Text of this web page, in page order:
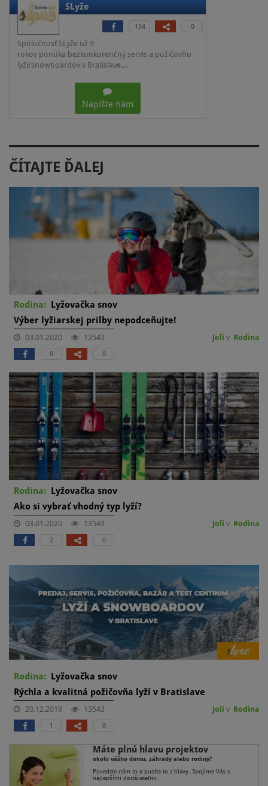
SLyže
154 0
Spoločnosť SLyže už 9
rokov ponúka bezkonkurenčný servis a požičovňu
lyží/snowboardov v Bratislave.…
Napíšte nám
ČÍTAJTE ĎALEJ
Rodina: Lyžovačka snov
Výber lyžiarskej prilby nepodceňujte!
03.01.2020 13543 Joli v Rodina
0 0
Rodina: Lyžovačka snov
Ako si vybrať vhodný typ lyží?
03.01.2020 13543 Joli v Rodina
2 0
Rodina: Lyžovačka snov
Rýchla a kvalitná požičovňa lyží v Bratislave
20.12.2019 13543 Joli v Rodina
1 0
Máte plnú hlavu projektov
okolo vášho domu, záhrady alebo rodiny?
Povedzte nám to a pusťte to z hlavy. Spojíme Vás s
najlepšími dodávateľmi.